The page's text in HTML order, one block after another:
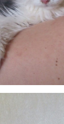
и милая.